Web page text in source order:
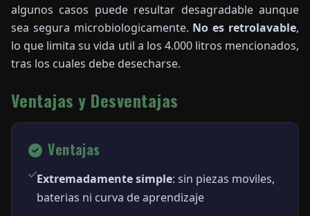
algunos casos puede resultar desagradable aunque
sea segura microbiologicamente. No es retrolavable,
lo que limita su vida util a los 4.000 litros mencionados,
tras los cuales debe desecharse.
Ventajas y Desventajas
Ventajas
Extremadamente simple: sin piezas moviles,
baterias ni curva de aprendizaje